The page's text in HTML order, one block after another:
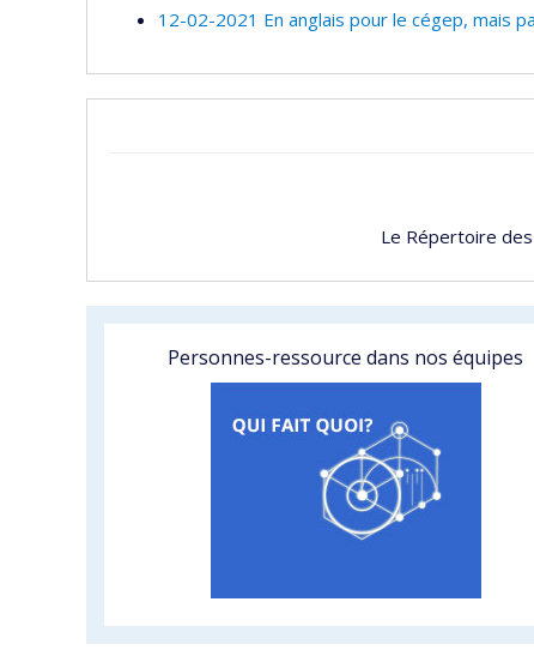
12-02-2021 En anglais pour le cégep, mais
Le Répertoire
Personnes-ressource dans nos équipes